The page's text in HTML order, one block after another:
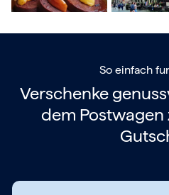
So einfach
Verschenke
dem Postwagen